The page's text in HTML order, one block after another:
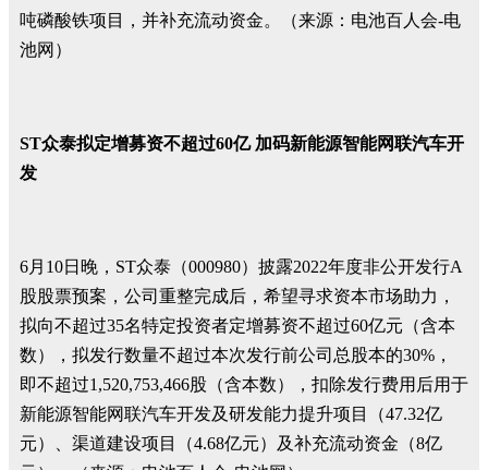
吨磷酸铁项目，并补充流动资金。（来源：电池百人会-电
池网）
ST众泰拟定增募资不超过60亿 加码新能源智能网联汽车开
发
6月10日晚，ST众泰（000980）披露2022年度非公开发行A
股股票预案，公司重整完成后，希望寻求资本市场助力，
拟向不超过35名特定投资者定增募资不超过60亿元（含本
数），拟发行数量不超过本次发行前公司总股本的30%，
即不超过1,520,753,466股（含本数），扣除发行费用后用于
新能源智能网联汽车开发及研发能力提升项目（47.32亿
元）、渠道建设项目（4.68亿元）及补充流动资金（8亿